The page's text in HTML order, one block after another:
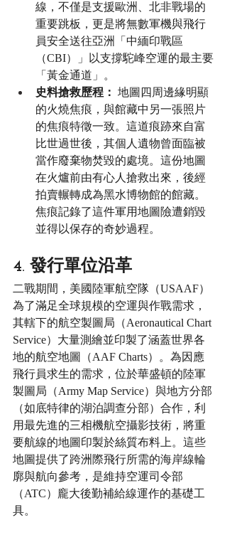
線，不僅是支援歐洲、北非戰場的
重要跳板，更是將無數軍機與飛行
員安全送往亞洲「中緬印戰區
（CBI）」以支撐駝峰空運的最主要
「黃金通道」。
史料搶救歷程： 地圖四周邊緣明顯
的火燒焦痕，與館藏中另一張照片
的焦痕特徵一致。這道痕跡來自富
比世過世後，其個人遺物曾面臨被
當作廢棄物焚毀的處境。這份地圖
在火爐前由有心人搶救出來，後經
拍賣輾轉成為黑水博物館的館藏。
焦痕記錄了這件軍用地圖險遭銷毀
並得以保存的奇妙過程。
4. 發行單位沿革
二戰期間，美國陸軍航空隊（USAAF）
為了滿足全球規模的空運與作戰需求，
其轄下的航空製圖局（Aeronautical Chart
Service）大量測繪並印製了涵蓋世界各
地的航空地圖（AAF Charts）。為因應
飛行員求生的需求，位於華盛頓的陸軍
製圖局（Army Map Service）與地方分部
（如底特律的湖泊調查分部）合作，利
用最先進的三相機航空攝影技術，將重
要航線的地圖印製於絲質布料上。這些
地圖提供了跨洲際飛行所需的海岸線輪
廓與航向參考，是維持空運司令部
（ATC）龐大後勤補給線運作的基礎工
具。